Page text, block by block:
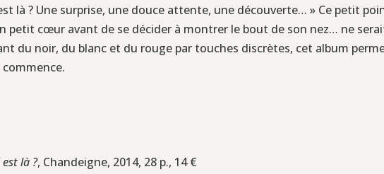
là ? Une surprise, une douce attente, une découverte… » Ce petit
petit cœur avant de se décider à montrer le bout de son nez… ne
du noir, du blanc et du rouge par touches discrètes, cet album
là ?, Chandeigne, 2014, 28 p., 14 €